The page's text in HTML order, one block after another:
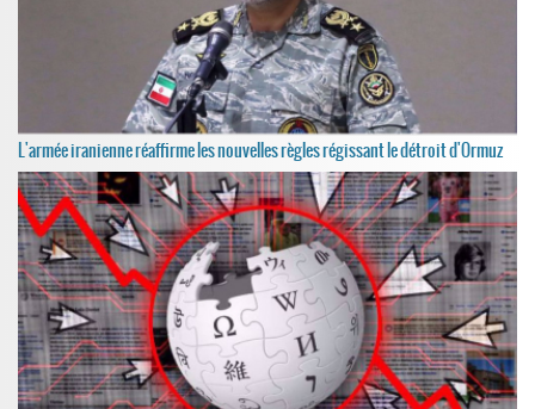
L'armée iranienne réaffirme les nouvelles règles régissant le détroit d'Ormuz